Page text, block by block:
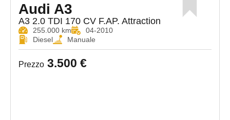
Audi A3
A3 2.0 TDI 170 CV F.AP. Attraction
255.000 km
04-2010
Diesel
Manuale
Prezzo 3.500 €